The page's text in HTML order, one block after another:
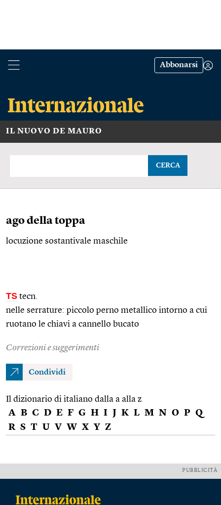
Abbonarsi
IL NUOVO DE MAURO
CERCA
ago della toppa
locuzione sostantivale maschile
TS tecn.
nelle serrature: piccolo perno metallico intorno a cui
ruotano le chiavi a cannello bucato
Correzioni e suggerimenti
Condividi
Il dizionario di italiano dalla a alla z
A B C D E F G H I J K L M N O P Q
R S T U V W X Y Z
PUBBLICITÀ